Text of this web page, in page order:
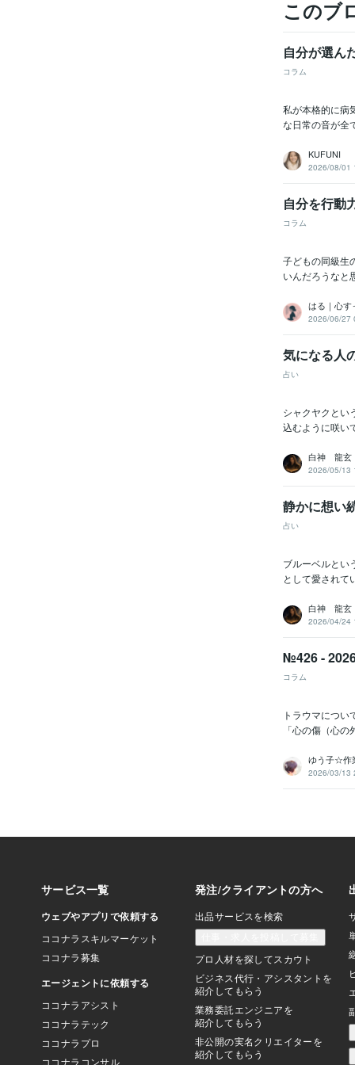
このブ
自分が選ん
コラム
私が本格的に病
な日常の音が全
KUFUNI
2026/08/01
自分を行動
コラム
子どもの同級生
いんだろうなと
はる｜心す
2026/06/27
気になる人
占い
シャクヤクとい
込むように咲い
白神 龍玄
2026/05/13
静かに想い
占い
ブルーベルとい
として愛されて
白神 龍玄
2026/04/24
№426 -
コラム
トラウマにつ
「心の傷（心
ゆう子☆作
2026/03/13